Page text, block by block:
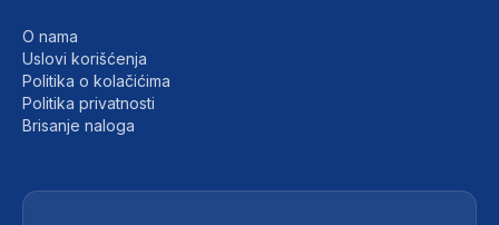
O nama
Uslovi korišćenja
Politika o kolačićima
Politika privatnosti
Brisanje naloga